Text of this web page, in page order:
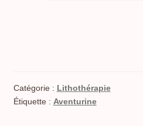
Catégorie : Lithothérapie
Étiquette : Aventurine